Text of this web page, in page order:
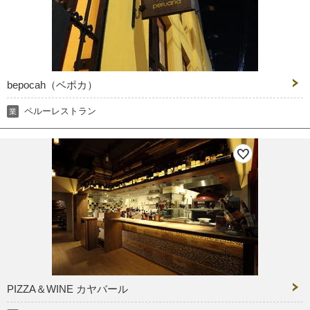
bepocah（ベポカ）
業 ペルーレストラン
PIZZA＆WINE カヤバール